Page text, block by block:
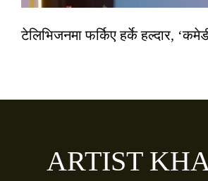
टेलिभिजनमा फर्किए हर्के हल्दार,
ARTIST